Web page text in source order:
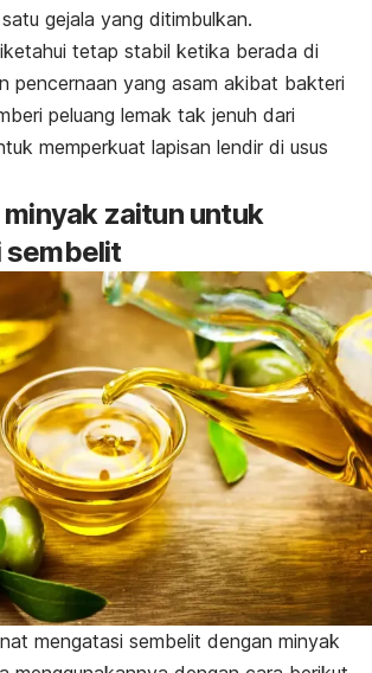
gejala yang ditimbulkan.
tetap stabil ketika berada di
pencernaan yang asam akibat bakteri
peluang lemak tak jenuh dari
memperkuat lapisan lendir di usus
zaitun untuk
sembelit
mengatasi sembelit dengan minyak